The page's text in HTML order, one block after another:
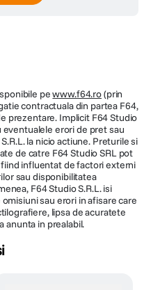
pewww.f64.ro(prin
contractuala din partea F64,
prezentare. Implicit F64 Studio
eventualele erori de pret sau
la nicio actiune. Preturile si
de catre F64 Studio SRL pot
influentat de factori externi
sau disponibilitatea
F64 Studio S.R.L. isi
sau erori in afisare care
lipsa de acuratete
anunta in prealabil.